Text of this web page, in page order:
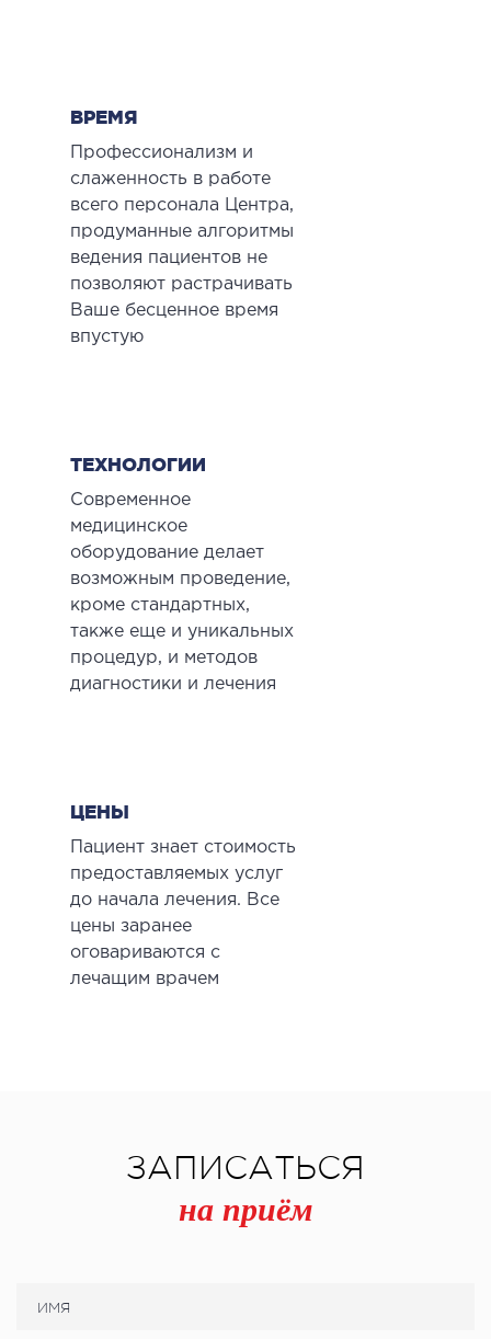
ВРЕМЯ
Профессионализм и
слаженность в работе
всего персонала Центра,
продуманные алгоритмы
ведения пациентов не
позволяют растрачивать
Ваше бесценное время
впустую
ТЕХНОЛОГИИ
Современное
медицинское
оборудование делает
возможным проведение,
кроме стандартных,
также еще и уникальных
процедур, и методов
диагностики и лечения
ЦЕНЫ
Пациент знает стоимость
предоставляемых услуг
до начала лечения. Все
цены заранее
оговариваются с
лечащим врачем
ЗАПИСАТЬСЯ
на приём